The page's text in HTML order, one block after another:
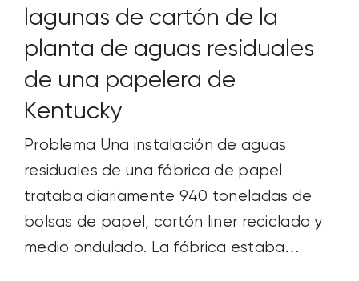
lagunas de cartón de la
planta de aguas residuales
de una papelera de
Kentucky
Problema Una instalación de aguas
residuales de una fábrica de papel
trataba diariamente 940 toneladas de
bolsas de papel, cartón liner reciclado y
medio ondulado. La fábrica estaba